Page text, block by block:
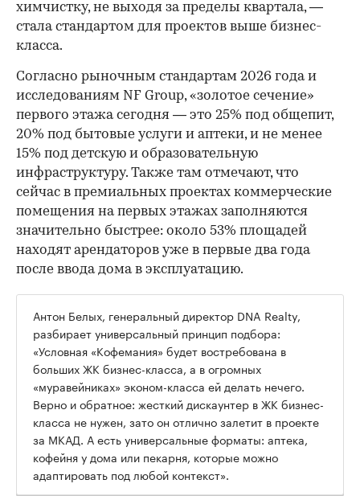
химчистку, не выходя за пределы квартала, —
стала стандартом для проектов выше бизнес-
класса.
Согласно рыночным стандартам 2026 года и
исследованиям NF Group, «золотое сечение»
первого этажа сегодня — это 25% под общепит,
20% под бытовые услуги и аптеки, и не менее
15% под детскую и образовательную
инфраструктуру. Также там отмечают, что
сейчас в премиальных проектах коммерческие
помещения на первых этажах заполняются
значительно быстрее: около 53% площадей
находят арендаторов уже в первые два года
после ввода дома в эксплуатацию.
Антон Белых, генеральный директор DNA Realty,
разбирает универсальный принцип подбора:
«Условная «Кофемания» будет востребована в
больших ЖК бизнес-класса, а в огромных
«муравейниках» эконом-класса ей делать нечего.
Верно и обратное: жесткий дискаунтер в ЖК бизнес-
класса не нужен, зато он отлично залетит в проекте
за МКАД. А есть универсальные форматы: аптека,
кофейня у дома или пекарня, которые можно
адаптировать под любой контекст».